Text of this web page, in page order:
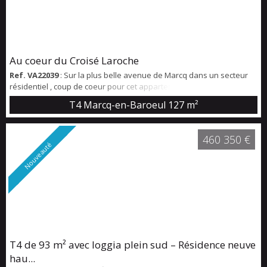
Au coeur du Croisé Laroche
Ref. VA22039: Sur la plus belle avenue de Marcq dans un secteur
résidentiel , coup de coeur pour cet appartement traversant de
type IV avec une surface habitable de 127 m2 exposé Sud Ouest.
Grande entrée avec vestiaire et toilettes, un vaste séjour/salle à
manger de 40 m2 environ avec cheminée feu de bois donnant sur
balcon , une cuisine équipée avec espace repas + buanderie. Un
coin nuit dess...
T4 Marcq-en-Baroeul 127 m²
Nouveauté
T4 de 93 m² avec loggia plein sud – Résidence neuve
hau...
460 350 €